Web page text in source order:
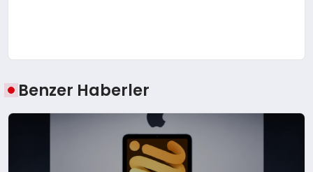
Benzer Haberler